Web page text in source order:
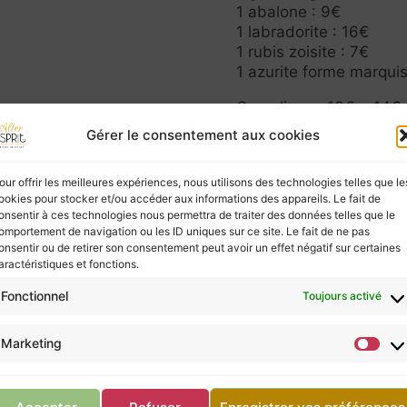
Gérer le consentement aux cookies
offrir les meilleures expériences, nous utilisons des technologies telles que
pour stocker et/ou accéder aux informations des appareils. Le fait de
à ces technologies nous permettra de traiter des données telles que le
de navigation ou les ID uniques sur ce site. Le fait de ne pas
ou de retirer son consentement peut avoir un effet négatif sur certaines
et fonctions.
Fonctionnel Toujours activé
Marketing
1 abalone : 9€
1 labradorite : 16€
1 rubis zoisite : 7€
1 azurite forme
Cornalines : 13€ + 14€
1 Grande lune en
à ceux qui les écoutent, mais elles ne
ne négligez pas la consultation d’un